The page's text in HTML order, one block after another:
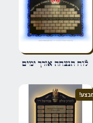
לוח הנצחה אורך ימים